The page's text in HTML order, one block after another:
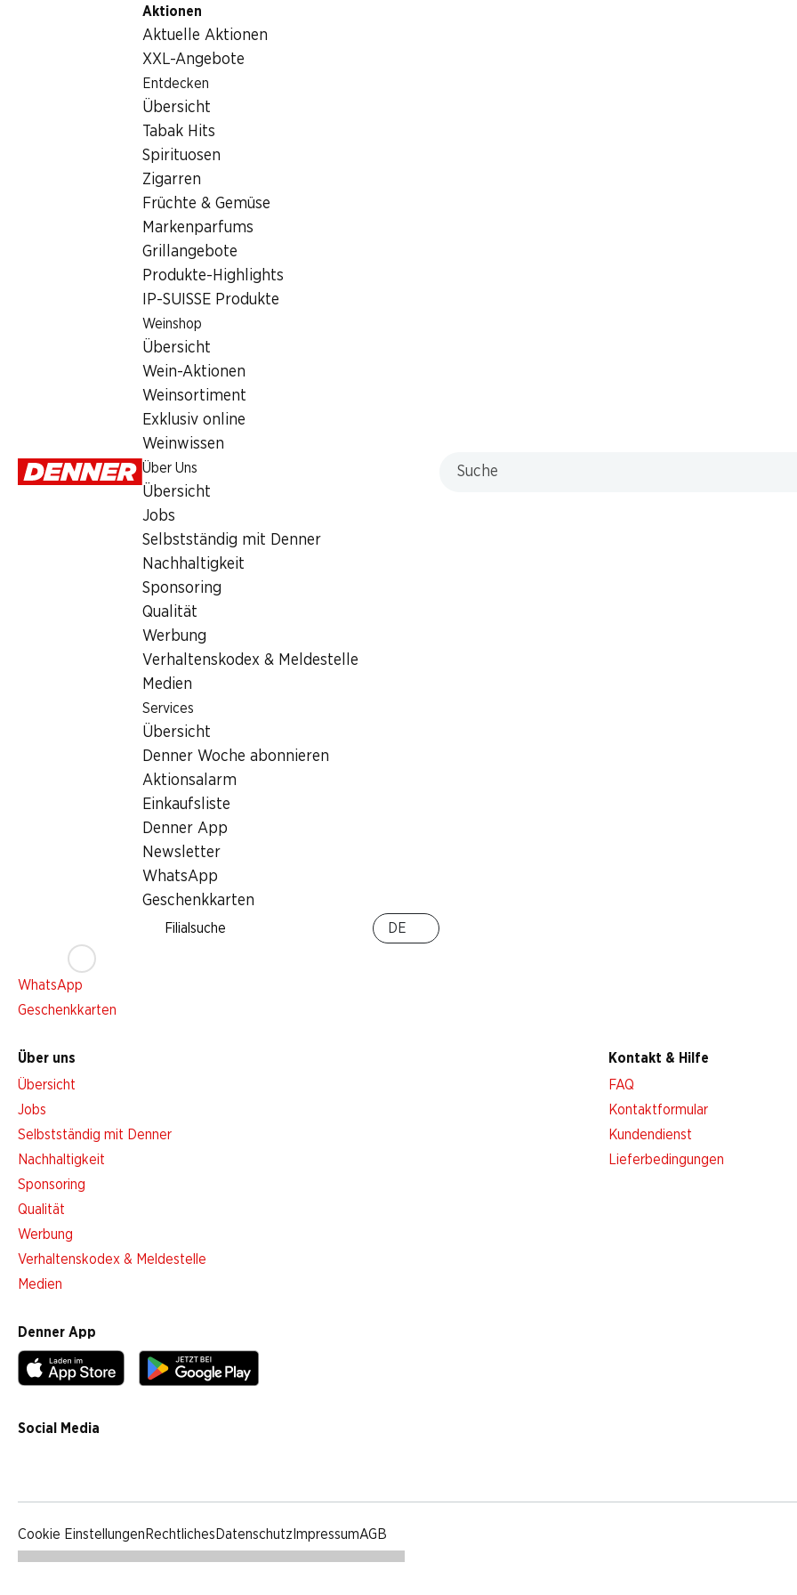
Aktionen
Aktuelle Aktionen
XXL-Angebote
Entdecken
Übersicht
Tabak Hits
Spirituosen
Zigarren
Früchte & Gemüse
Markenparfums
Grillangebote
Produkte-Highlights
IP-SUISSE Produkte
Weinshop
Übersicht
Wein-Aktionen
Weinsortiment
Exklusiv online
Weinwissen
Über Uns
Übersicht
Jobs
Selbstständig mit Denner
Nachhaltigkeit
Sponsoring
Qualität
Werbung
Verhaltenskodex & Meldestelle
Medien
Services
Übersicht
Denner Woche abonnieren
Aktionsalarm
Einkaufsliste
Denner App
Newsletter
WhatsApp
Geschenkkarten
Filialsuche DE
Sonstiges
Cinnaboom Zimtlikör
1102879
Bleiben Sie mit dem Denner Newsletter immer auf dem neusten Stand. Melden Sie sich jetzt an!
Denner Woche abonnieren
Newsletter
WhatsApp
Geschenkkarten
Über uns
Übersicht
Jobs
Selbstständig mit Denner
Nachhaltigkeit
Sponsoring
Qualität
Werbung
Verhaltenskodex & Meldestelle
Medien
Kontakt & Hilfe
FAQ
Kontaktformular
Kundendienst
Lieferbedingungen
Denner App
Social Media
Cookie Einstellungen Rechtliches Datenschutz ImpressumAGB